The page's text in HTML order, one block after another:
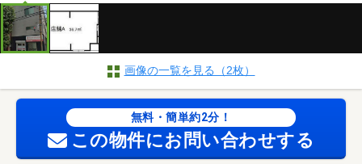
画像の一覧を見る（2枚）
無料・簡単約2分！
この物件にお問い合わせする